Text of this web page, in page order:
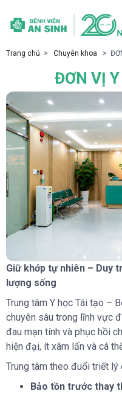
Trang chủ > Chuyên khoa >
ĐƠN VỊ
Giữ khớp tự nhiên – Duy
lượng sống
Trung tâm Y học Tái tạo –
chuyên sâu trong lĩnh vực
đau mạn tính và phục hồi
hiện đại, ít xâm lấn và cá
Trung tâm theo đuổi triết lý
Bảo tồn trước thay